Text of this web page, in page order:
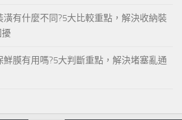
潢有什麼不同?5大比較重點，解決收納裝
擾
鮮膜有用嗎?5大判斷重點，解決堵塞亂通